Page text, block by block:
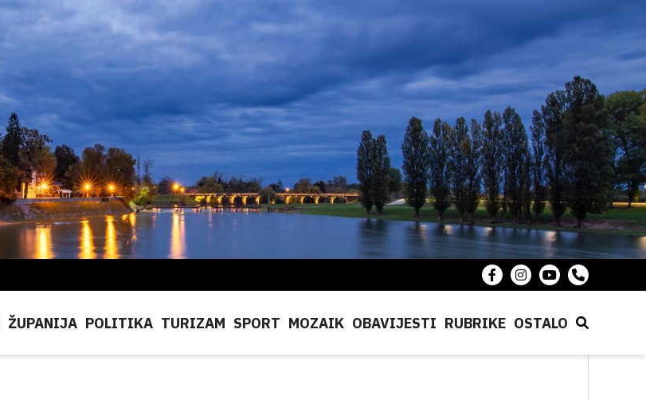
ŽUPANIJA POLITIKA TURIZAM SPORT MOZAIK OBAVIJESTI RUBRIKE OSTALO